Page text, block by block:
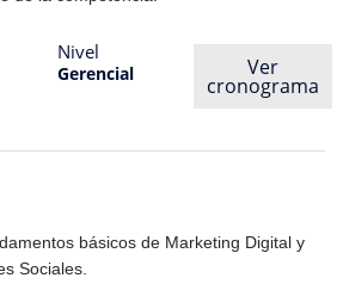
Nivel
Gerencial Ver
cronograma
básicos de Marketing Digital y
Sociales.